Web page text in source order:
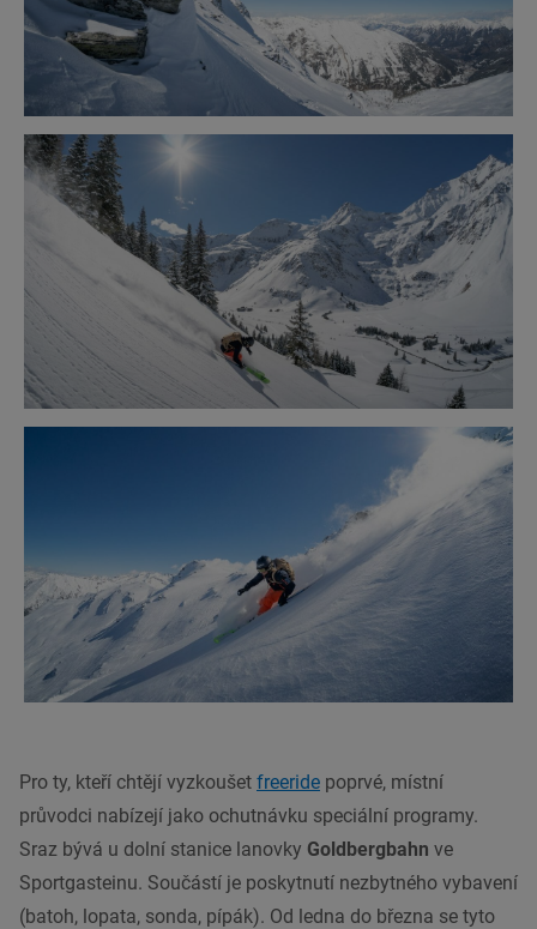
Pro ty, kteří chtějí vyzkoušet freeride poprvé, místní
průvodci nabízejí jako ochutnávku speciální programy.
Sraz bývá u dolní stanice lanovky Goldbergbahn ve
Sportgasteinu. Součástí je poskytnutí nezbytného vybavení
(batoh, lopata, sonda, pípák). Od ledna do března se tyto